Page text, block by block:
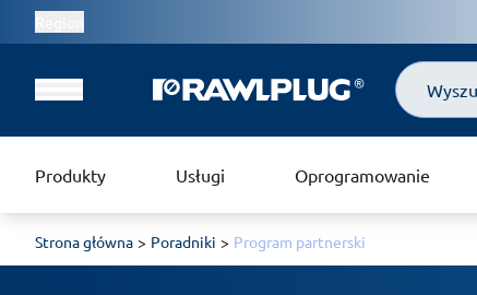
Szukaj
Produkty Usługi Oprogramowanie
Strona główna Poradniki Program partnerski